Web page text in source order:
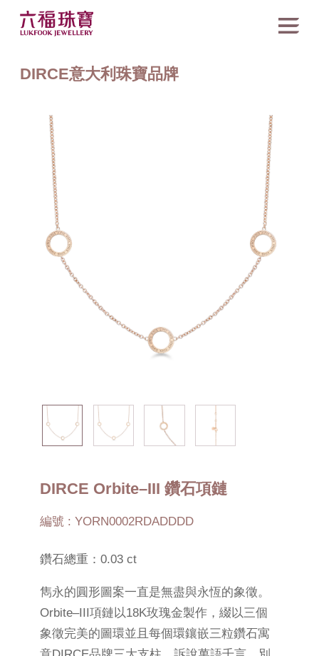
DIRCE意大利珠寶品牌
DIRCE Orbite–III 鑽石項鏈
編號 : YORN0002RDADDDD
鑽石總重：0.03 ct
雋永的圓形圖案一直是無盡與永恆的象徵。
Orbite–III項鏈以18K玫瑰金製作，綴以三個
象徵完美的圖環並且每個環鑲嵌三粒鑽石寓